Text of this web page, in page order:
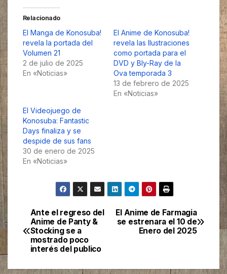
Relacionado
El Manga de Konosuba!
revela la portada del
Volumen 21
2 de julio de 2025
En «Noticias»
El Anime de Konosuba!
revela las Ilustraciones
como portada para el
DVD y Bly-Ray de la
Ova temporada 3
13 de febrero de 2025
En «Noticias»
El Videojuego de
Konosuba: Fantastic
Days finaliza y se
despide de sus fans
30 de enero de 2025
En «Noticias»
Navegación
de
entradas
El Anime de Farmagia
se estrenara el 10 de
Enero del 2025
Ante el regreso del
Anime de Panty &
Stocking se a
mostrado poco
interés del publico